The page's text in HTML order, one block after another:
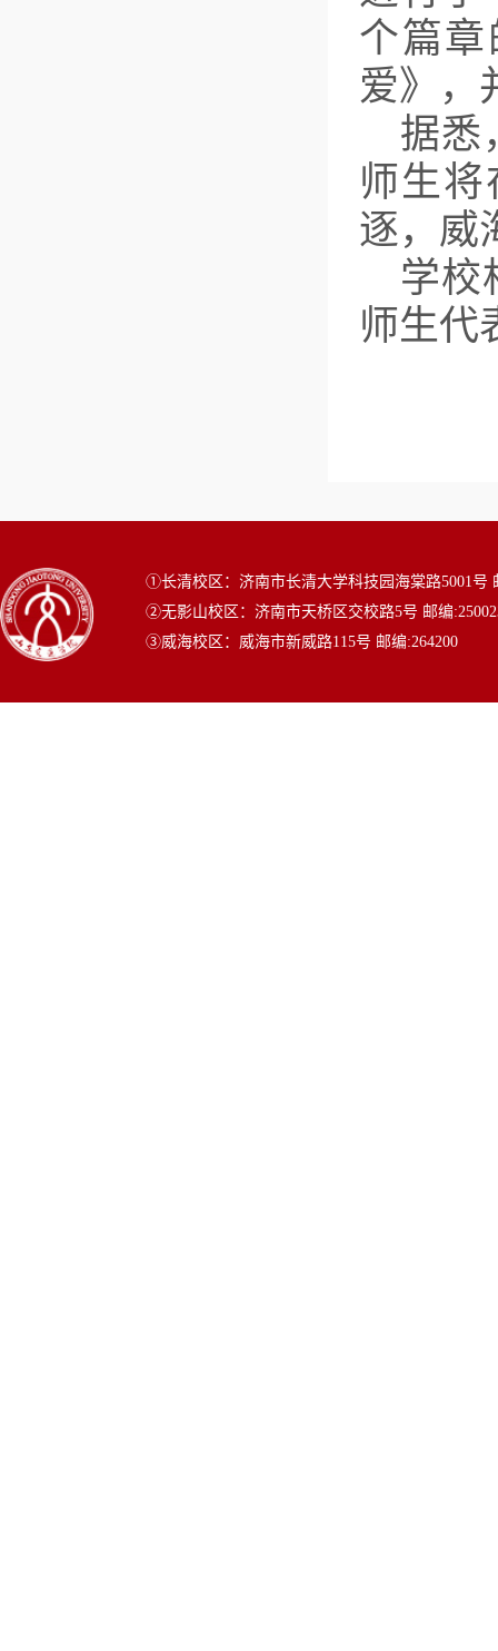
个篇
爱》，
据悉
师生将
逐，威
学校
师生代
①长清校区：济南市长清大学科技园海棠路5001号
②无影山校区：济南市天桥区交校路5号 邮编
③威海校区：威海市新威路115号 邮编:264200